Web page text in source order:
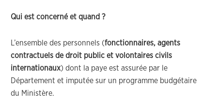
Qui est concerné et quand ?
L’ensemble des personnels (fonctionnaires, agents
contractuels de droit public et volontaires civils
internationaux) dont la paye est assurée par le
Département et imputée sur un programme budgétaire
du Ministère.